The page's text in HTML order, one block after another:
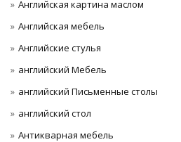
Английская картина маслом
Английская мебель
Английские стулья
английский Мебель
английский Письменные столы
английский стол
Антикварная мебель